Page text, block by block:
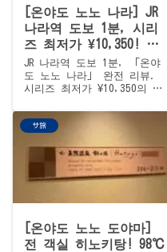
[온야도 노노 나라] JR
나라역 도보 1분, 시리
즈 최저가 ¥10,350! 사
우나 & 고도(古都) 조식
뷔페 완전 리뷰
JR 나라역 도보 1분, 「온야
도 노노 나라」 완전 리뷰.
시리즈 최저가 ¥10,350의 가
시원한 냉탕, 야나키 소바
무료 야식, 고도(古都) 분위
시리즈 4번째 도전기를 사진
과 함께 소개합니다.
サ旅
[온야도 노노 도야마]
전 객실 히노키탕! 98℃